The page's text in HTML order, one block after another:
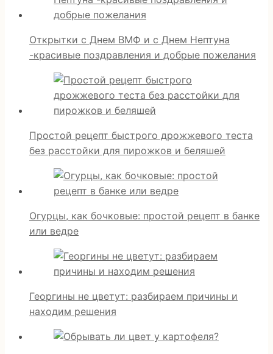
Открытки с Днем ВМФ и с Днем Нептуна
-красивые поздравления и добрые пожелания
Простой рецепт быстрого дрожжевого теста
без расстойки для пирожков и беляшей
Огурцы, как бочковые: простой рецепт в банке
или ведре
Георгины не цветут: разбираем причины и
находим решения